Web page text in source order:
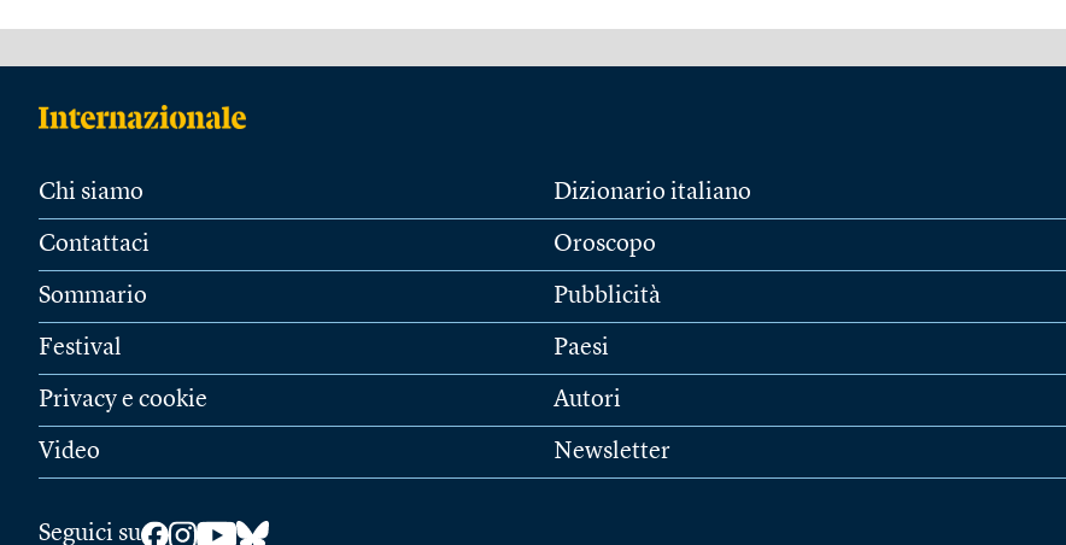
Chi siamo
Contattaci
Sommario
Festival
Privacy e cookie
Video
Dizionario italiano
Oroscopo
Pubblicità
Paesi
Autori
Newsletter
Seguici su